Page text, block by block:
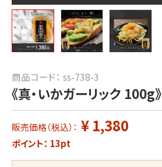
商品コード： ss-738-3
《真・いかガーリック 100g》
販売価格（税込）： ¥ 1,380
ポイント： 13pt